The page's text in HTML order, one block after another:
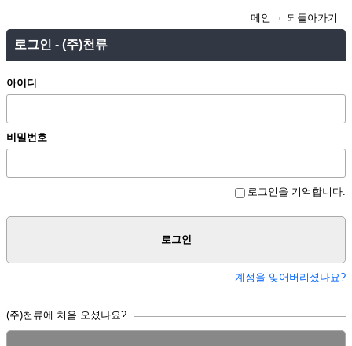
메인 되돌아가기
로그인 - (주)천류
아이디
비밀번호
로그인을 기억합니다.
로그인
계정을 잊어버리셨나요?
(주)천류에 처음 오셨나요?